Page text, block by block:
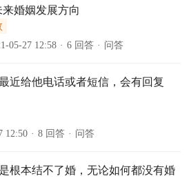
婚姻发展方向
05-27 12:58 · 6 回答 · 问答
近给他电话或者短信，会有回复
12:50 · 8 回答 · 问答
根本结不了婚，无论如何都没有婚